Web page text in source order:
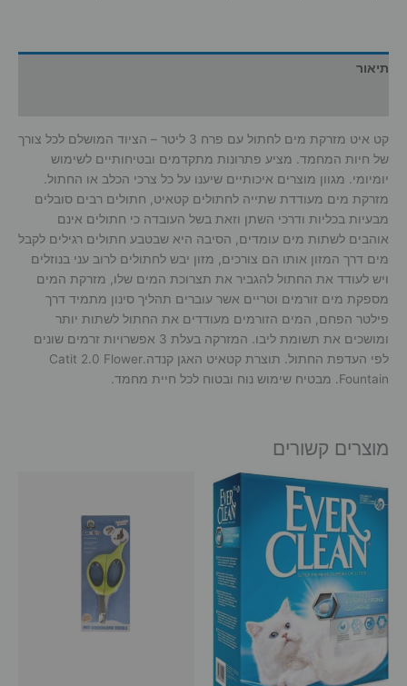
עם
תיאור
קט איט מזרקת מים לחתול עם פרח 3 ליטר – הציוד המושלם לכל צורך
של חיות המחמד. מציע פתרונות מתקדמים ובטיחותיים לשימוש
יומיומי. מגוון מוצרים איכותיים שיענו על כל צרכי הכלב או החתול.
מזרקת מים מעודדת שתייה לחתולים קטאיט, חתולים רבים סובלים
מבעיות בכליות ודרכי השתן וזאת בשל העובדה כי חתולים אינם
אוהבים לשתות מים עומדים, הסיבה היא שבטבע חתולים רגילים לקבל
מים דרך המזון אותו הם צורכים, מזון יבש לחתולים לרוב עני בנוזלים
ויש לעודד את החתול להגביר את תצרוכת המים שלו, מזרקת המים
מספקת מים זורמים וטריים אשר עוברים תהליך סינון מתמיד דרך
פילטר הפחם, המים הזורמים מעודדים את החתול לשתות יותר
ומושכים את תשומת ליבו. המזרקה בעלת 3 אפשרויות זרמים שונים
לפי העדפת החתול. תוצרת קטאיט האגן קנדה.Catit 2.0 Flower
Fountain. מבטיח שימוש נוח ובטוח לכל חיית מחמד.
מוצרים קשורים